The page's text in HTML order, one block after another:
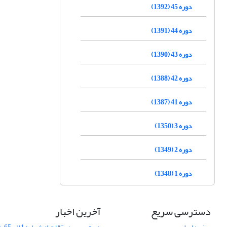
دوره 45 (1392)
دوره 44 (1391)
دوره 43 (1390)
دوره 42 (1388)
دوره 41 (1387)
دوره 3 (1350)
دوره 2 (1349)
دوره 1 (1348)
دسترسی سریع آخرین اخبار